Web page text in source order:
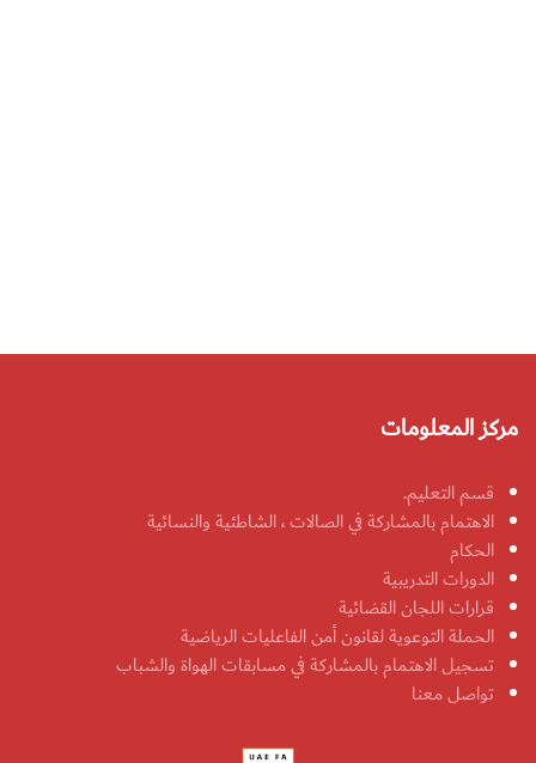
مركز المعلومات
قسم التعليم.
الاهتمام بالمشاركة في الصالات ، الشاطئية والنسائية
الحكام
الدورات التدريبية
قرارات اللجان القضائية
الحملة التوعوية لقانون أمن الفاعليات الرياضية
تسجيل الاهتمام بالمشاركة في مسابقات الهواة والشباب
تواصل معنا